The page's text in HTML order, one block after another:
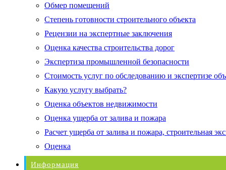
Обмер помещений
Степень готовности строительного объекта
Рецензии на экспертные заключения
Оценка качества строительства дорог
Экспертиза промышленной безопасности
Стоимость услуг по обследованию и экспертизе
Какую услугу выбрать?
Оценка объектов недвижимости
Оценка ущерба от залива и пожара
Расчет ущерба от залива и пожара, строительная
Оценка
Информация